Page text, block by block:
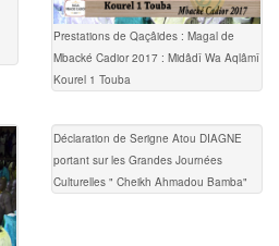
Prestations de Qaçâides : Magal de
Mbacké Cadior 2017 : Midâdî Wa Aqlâmî
Kourel 1 Touba
Déclaration de Serigne Atou DIAGNE
portant sur les Grandes Journées
Culturelles " Cheikh Ahmadou Bamba"